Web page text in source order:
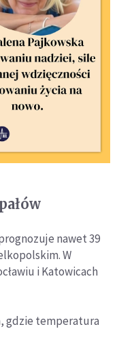
nawet 39
W
i Katowicach
gdzie temperatura